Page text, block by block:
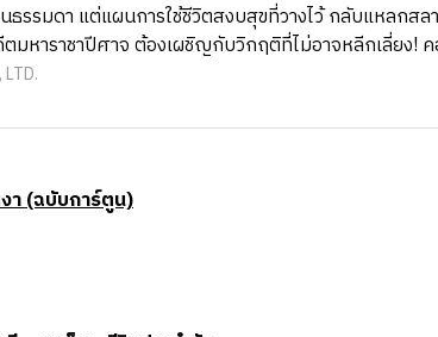
ธรรมดา แต่แผนการใช้ชีวิตสงบสุขที่วางไว้ กลับแหลก
มหาราชาปีศาจ ต้องเผชิญกับวิกฤติที่ไม่อาจหลีกเลี่ยง!
า (ฉบับการ์ตูน)